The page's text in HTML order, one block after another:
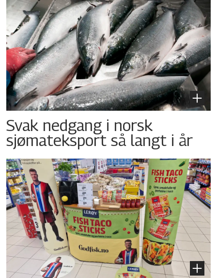
Svak nedgang i norsk
sjømateksport så langt i år